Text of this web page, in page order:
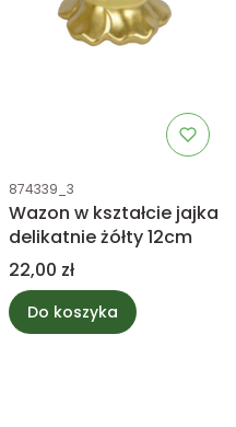
Kod produktu
874339_3
Wazon w kształcie jajka
delikatnie żółty 12cm
Cena
22,00 zł
Do koszyka